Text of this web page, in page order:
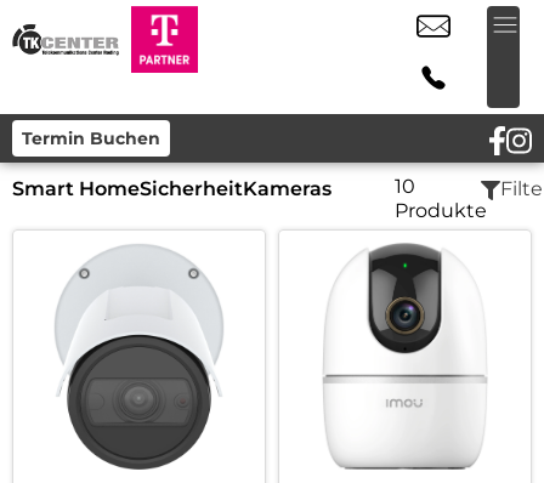
Termin Buchen
Smart HomeSicherheitKameras
10
Produkte